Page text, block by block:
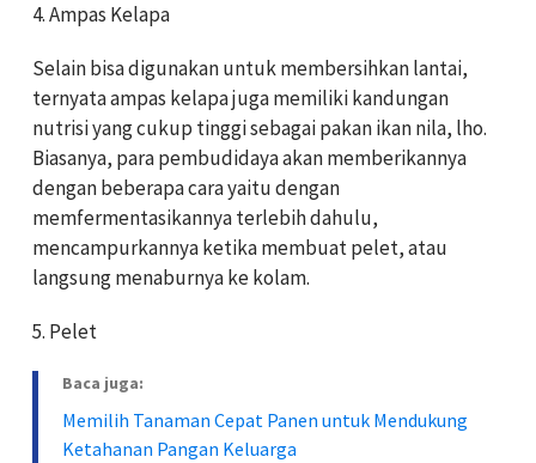
4. Ampas Kelapa
Selain bisa digunakan untuk membersihkan lantai,
ternyata ampas kelapa juga memiliki kandungan
nutrisi yang cukup tinggi sebagai pakan ikan nila, lho.
Biasanya, para pembudidaya akan memberikannya
dengan beberapa cara yaitu dengan
memfermentasikannya terlebih dahulu,
mencampurkannya ketika membuat pelet, atau
langsung menaburnya ke kolam.
5. Pelet
Baca juga:
Memilih Tanaman Cepat Panen untuk Mendukung
Ketahanan Pangan Keluarga